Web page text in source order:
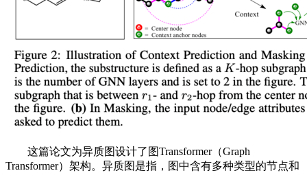
这篇论文为异质图设计了图Transformer（Graph
Transformer）架构。异质图是指，图中含有多种类型的节点和